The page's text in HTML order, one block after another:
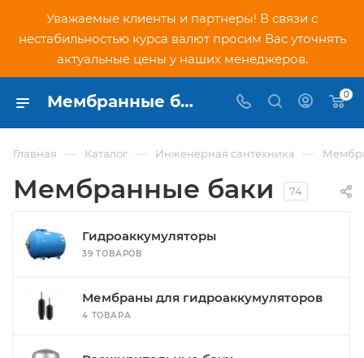
Уважаемые клиенты и партнеры! В связи с
нестабильностью курса валют просим Вас уточнять
актуальные цены у наших менеджеров.
Мембранные баки купить в Москве по низким ценам в интернет-магазине PNDtech.ru 0
Главная — Каталог — Инженерная сантехника —
Мембранные баки 74
Гидроаккумуляторы
39 ТОВАРОВ
Мембраны для гидроаккумуляторов
4 ТОВАРА